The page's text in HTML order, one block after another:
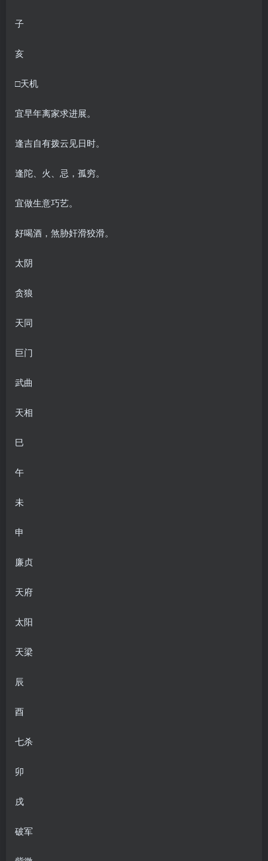
子
亥
□天机
宜早年离家求进展。
逢吉自有拨云见日时。
逢陀、火、忌，孤穷。
宜做生意巧艺。
好喝酒，煞胁奸滑狡滑。
太阴
贪狼
天同
巨门
武曲
天相
巳
午
未
申
廉贞
天府
太阳
天梁
辰
酉
七杀
卯
戌
破军